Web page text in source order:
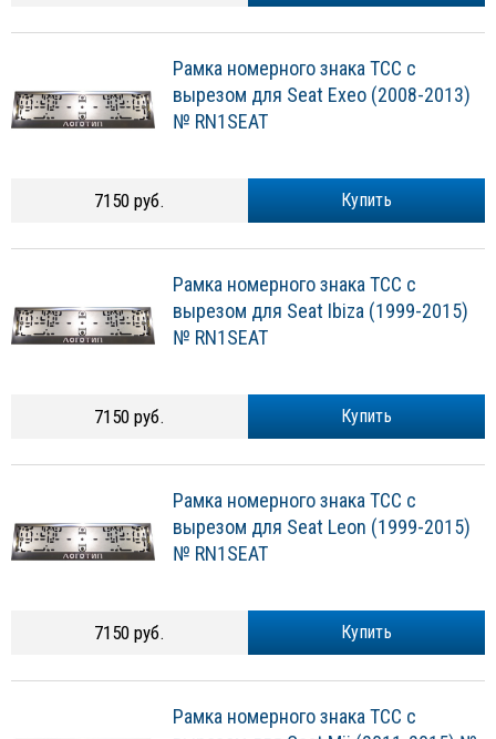
Рамка номерного знака ТСС с
вырезом для Seat Exeo (2008-2013)
№ RN1SEAT
Купить
7150 руб.
Рамка номерного знака ТСС с
вырезом для Seat Ibiza (1999-2015)
№ RN1SEAT
Купить
7150 руб.
Рамка номерного знака ТСС с
вырезом для Seat Leon (1999-2015)
№ RN1SEAT
Купить
7150 руб.
Рамка номерного знака ТСС с